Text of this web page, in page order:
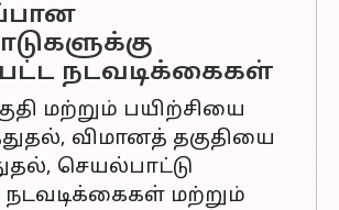
நடவடிக்கைகள்
மற்றும் பயிற்சியை
விமானத் தகுதியை
செயல்பாட்டு
நடவடிக்கைகள் மற்றும்